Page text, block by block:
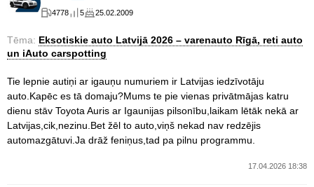
4778 5 25.02.2009
Tēma: Eksotiskie auto Latvijā 2026 – varenauto Rīgā, reti auto
un iAuto carspotting
Tie lepnie autiņi ar igauņu numuriem ir Latvijas iedzīvotāju
auto.Kapēc es tā domaju?Mums te pie vienas privātmājas katru
dienu stāv Toyota Auris ar Igaunijas pilsonību,laikam lētāk nekā ar
Latvijas,cik,nezinu.Bet žēl to auto,viņš nekad nav redzējis
automazgātuvi.Ja drāž feniņus,tad pa pilnu programmu.
17.04.2026 18:38